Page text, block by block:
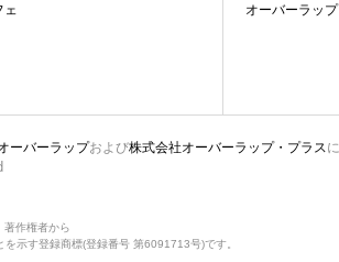
ェ オーバーラッ
ーバーラップおよび株式会社オーバーラップ・プラス
著作権者から
示す登録商標(登録番号 第6091713号)です。